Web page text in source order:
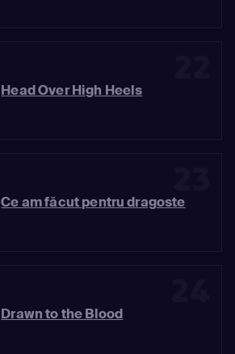
Head Over High Heels
Ce am făcut pentru dragoste
Drawn to the Blood